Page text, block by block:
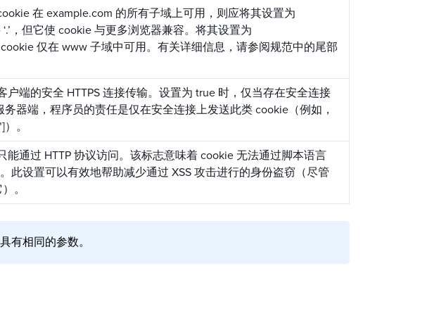
在 example.com 的所有子域上可用，则应将其设置为
‘.’，但它使 cookie 与更多浏览器兼容。将其设置为
仅在 www 子域中可用。有关详细信息，请参阅规范中的尾部
户端的安全 HTTPS 连接传输。设置为 true 时，仅当存在安全连接
器端，程序员的责任是仅在安全连接上发送此类 cookie（例如，
。
能通过 HTTP 协议访问。该标志意味着 cookie 无法通过脚本语言
。此设置可以有效地帮助减少通过 XSS 攻击进行的身份盗窃（尽管
。
具有相同的参数。